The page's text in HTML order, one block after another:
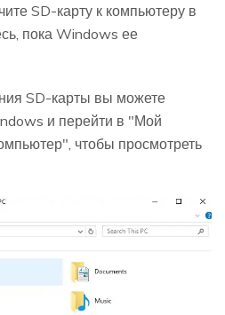
SD-карту к компьютеру в
пока Windows ее
SD-карты вы можете
и перейти в "Мой
чтобы просмотреть